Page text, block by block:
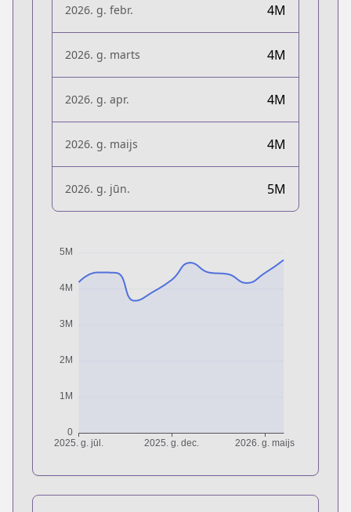
2026. g. febr. 4M
2026. g. marts 4M
2026. g. apr. 4M
2026. g. maijs 4M
2026. g. jūn. 5M